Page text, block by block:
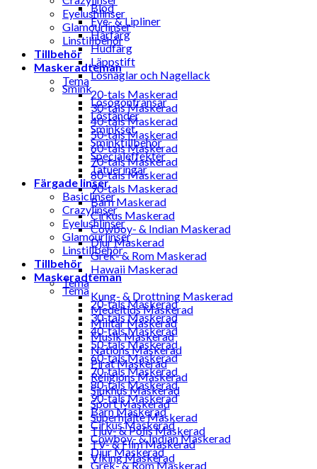
Eyelushlinser
Glamourlinser
Linstillbehör
Tillbehör
Maskeradteman
Tema
20-tals Maskerad
30-tals Maskerad
40-tals Maskerad
50-tals Maskerad
60-tals Maskerad
70-tals Maskerad
80-tals Maskerad
90-tals Maskerad
Barn Maskerad
Cirkus Maskerad
Cowboy- & Indian Maskerad
Djur Maskerad
Grek- & Rom Maskerad
Hawaii Maskerad
Tema
Kung- & Drottning Maskerad
Medeltids Maskerad
Militär Maskerad
Musik Maskerad
Nations Maskerad
Pirat Maskerad
Religions Maskerad
Sjukhus Maskerad
Sport Maskerad
Superhjälte Maskerad
Tjuv- & Polis Maskerad
TV- & Film Maskerad
Viking Maskerad
Blod
Eye- & Lipliner
Hårfärg
Hudfärg
Läppstift
Lösnaglar och Nagellack
Smink
Lösögonfransar
Löständer
Sminkset
Sminktillbehör
Specialeffekter
Tatueringar
Färgade linser
Basiclinser
Crazylinser
Eyelushlinser
Glamourlinser
Linstillbehör
Tillbehör
Maskeradteman
Tema
20-tals Maskerad
30-tals Maskerad
40-tals Maskerad
50-tals Maskerad
60-tals Maskerad
70-tals Maskerad
80-tals Maskerad
90-tals Maskerad
Barn Maskerad
Cirkus Maskerad
Cowboy- & Indian Maskerad
Djur Maskerad
Grek- & Rom Maskerad